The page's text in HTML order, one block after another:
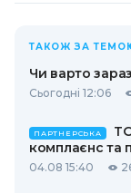
ТАКОЖ ЗА
Чи варто
Сьогодні 12:06
ПАРТНЕРСЬКА
комплаєнс та
04.08 15:40